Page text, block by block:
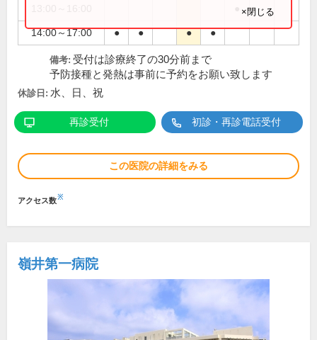
14:00～17:00 ● ● ● ●
×閉じる
備考: 受付は診療終了の30分前まで
予防接種と発熱は事前に予約をお願い致します
休診日: 水、日、祝
再診受付 初診・再診電話受付
この医院の詳細をみる
アクセス数※
嶺井第一病院